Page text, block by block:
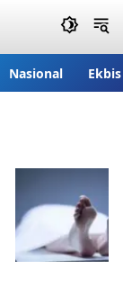
Nasional Ekbis